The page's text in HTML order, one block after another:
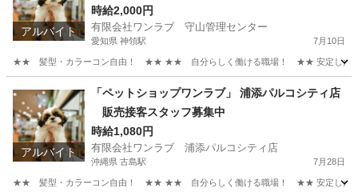
アルバイト
時給2,000円
有限会社ワンラブ 守山管理センター
愛知県 神領駅 7月10日
★★ 髪型・カラーコン自由！ ★★ ★★ 自分らしく働ける職場！ ★★ 安定した会社で
神領駅 その他 スタッフ
アルバイト
「ペットショップワンラブ」 浦添パルコシティ店
販売接客スタッフ募集中
時給1,080円
有限会社ワンラブ 浦添パルコシティ店
沖縄県 古島駅 7月28日
★★ 髪型・カラーコン自由！ ★★ ★★ 自分らしく働ける職場！ ★★ 安定した会社で